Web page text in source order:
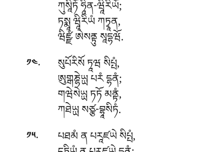
ཀུསཱིཏོ ཧཱིན-ཝཱིརིཡོ;
ཏསྨཱ ཝཱིརིཡཾ ཀཏྭཱན,
ཝིཛྫཾ ཨེསནྟུ སཱདྷཝོ.
༡༤. སུཔོརིསོཏཱཝ སིཔྤཾ,
ཨུགྒཎྷེཡྻ པརཾ དྷནཾ;
གཝེསེཡྻ ཏཏོ མནྟཾ,
ཀཐེཡྻ སཙྩ-བྷཱསིཏཾ.
༡༥. པཐམཾན པརཱཛཡེ སིཔྤཾ,